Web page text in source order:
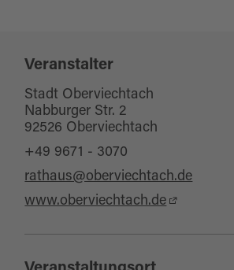
Veranstalter
Stadt Oberviechtach
Nabburger Str. 2
92526 Oberviechtach
+49 9671 - 3070
rathaus@oberviechtach.de
www.oberviechtach.de